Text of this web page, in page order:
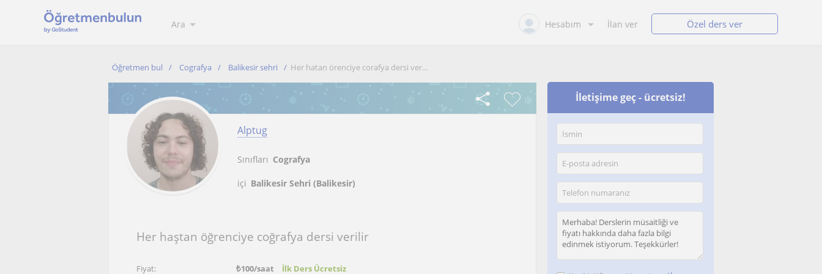
Ara Hesabım İlan ver Özel ders ver
Öğretmen bul Cografya Balikesir sehri Her hatan örenciye corafya dersi ver...
Alptug
Sınıfları Cografya
içi Balikesir Sehri (Balikesir)
Her haştan öğrenciye coğrafya dersi verilir
Fiyat: ₺100/saat İlk Ders Ücretsiz
İletişime geç - ücretsiz!